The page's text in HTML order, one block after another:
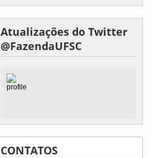
Atualizações do Twitter
@FazendaUFSC
CONTATOS